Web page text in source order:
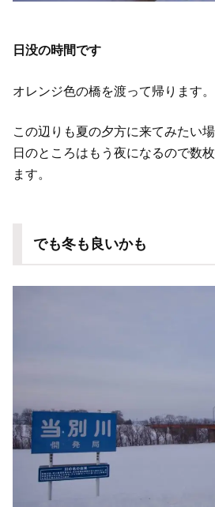
日没の時間です
オレンジ色の橋を渡って帰ります。
この辺りも夏の夕方に来てみたい
日のところはもう夜になるので数
ます。
でも冬も良いかも